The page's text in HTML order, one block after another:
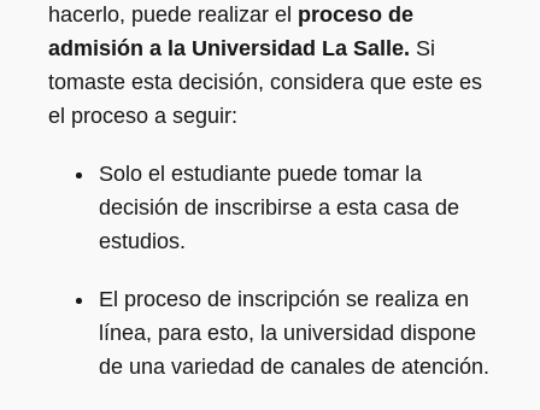
hacerlo, puede realizar el proceso de
admisión a la Universidad La Salle. Si
tomaste esta decisión, considera que este es
el proceso a seguir:
Solo el estudiante puede tomar la
decisión de inscribirse a esta casa de
estudios.
El proceso de inscripción se realiza en
línea, para esto, la universidad dispone
de una variedad de canales de atención.